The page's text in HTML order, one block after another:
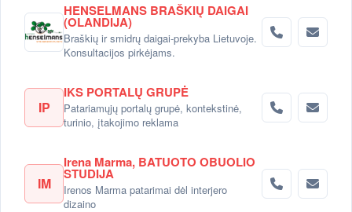
HENSELMANS BRAŠKIŲ DAIGAI
(OLANDIJA)
Braškių ir smidrų daigai-prekyba Lietuvoje.
Konsultacijos pirkėjams.
IP
IKS PORTALŲ GRUPĖ
Patariamųjų portalų grupė, kontekstinė,
turinio, įtakojimo reklama
IM
Irena Marma, BATUOTO OBUOLIO
STUDIJA
Irenos Marma patarimai dėl interjero
dizaino